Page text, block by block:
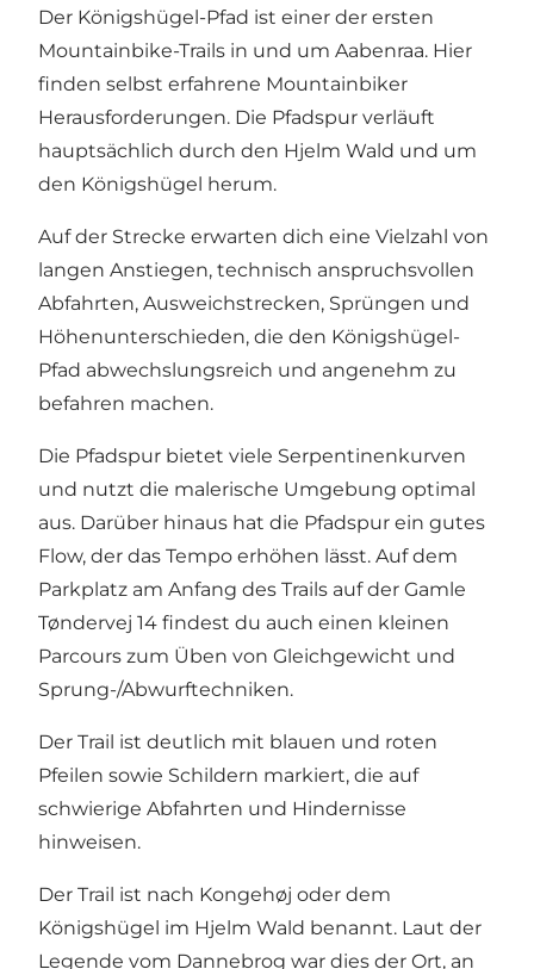
Der Königshügel-Pfad ist einer der ersten
Mountainbike-Trails in und um Aabenraa. Hier
finden selbst erfahrene Mountainbiker
Herausforderungen. Die Pfadspur verläuft
hauptsächlich durch den Hjelm Wald und um
den Königshügel herum.
Auf der Strecke erwarten dich eine Vielzahl von
langen Anstiegen, technisch anspruchsvollen
Abfahrten, Ausweichstrecken, Sprüngen und
Höhenunterschieden, die den Königshügel-
Pfad abwechslungsreich und angenehm zu
befahren machen.
Die Pfadspur bietet viele Serpentinenkurven
und nutzt die malerische Umgebung optimal
aus. Darüber hinaus hat die Pfadspur ein gutes
Flow, der das Tempo erhöhen lässt. Auf dem
Parkplatz am Anfang des Trails auf der Gamle
Tøndervej 14 findest du auch einen kleinen
Parcours zum Üben von Gleichgewicht und
Sprung-/Abwurftechniken.
Der Trail ist deutlich mit blauen und roten
Pfeilen sowie Schildern markiert, die auf
schwierige Abfahrten und Hindernisse
hinweisen.
Der Trail ist nach Kongehøj oder dem
Königshügel im Hjelm Wald benannt. Laut der
Legende vom Dannebrog war dies der Ort, an